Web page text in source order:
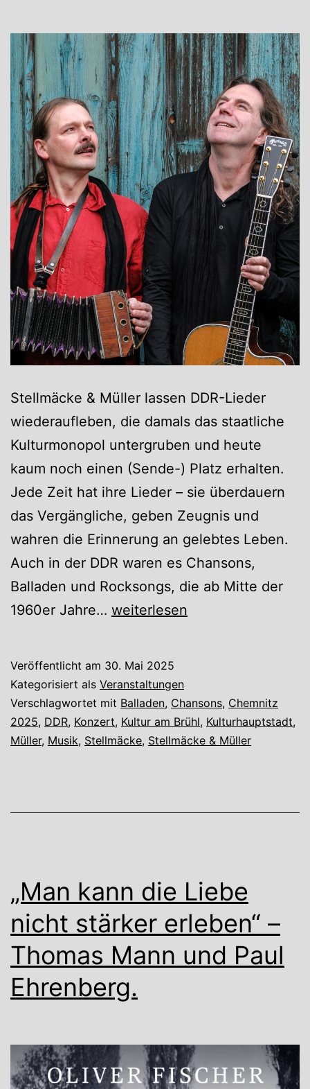
Stellmäcke & Müller lassen DDR-Lieder
wiederaufleben, die damals das staatliche
Kulturmonopol untergruben und heute
kaum noch einen (Sende-) Platz erhalten.
Jede Zeit hat ihre Lieder – sie überdauern
das Vergängliche, geben Zeugnis und
wahren die Erinnerung an gelebtes Leben.
Auch in der DDR waren es Chansons,
Balladen und Rocksongs, die ab Mitte der
1960er Jahre… „Der
–
Lieder
von
hier
weiterlesen
Veröffentlicht am 30. Mai 2025
Kategorisiert als Veranstaltungen
Verschlagwortet mit Balladen, Chansons, Chemnitz
2025, DDR, Konzert, Kultur am Brühl, Kulturhauptstadt,
Müller, Musik, Stellmäcke, Stellmäcke & Müller
„Man kann die Liebe
nicht stärker erleben“ –
Thomas Mann und Paul
Ehrenberg.